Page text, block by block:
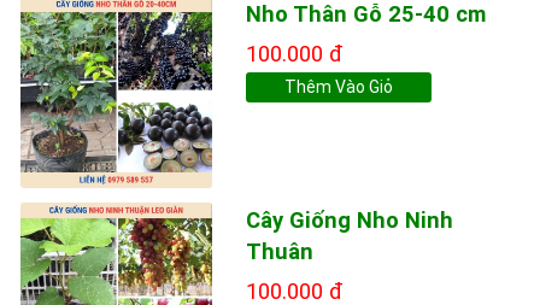
Nho Thân Gỗ 25-40 cm
100.000 đ
Thêm Vào Giỏ
Cây Giống Nho Ninh
Thuân
100.000 đ